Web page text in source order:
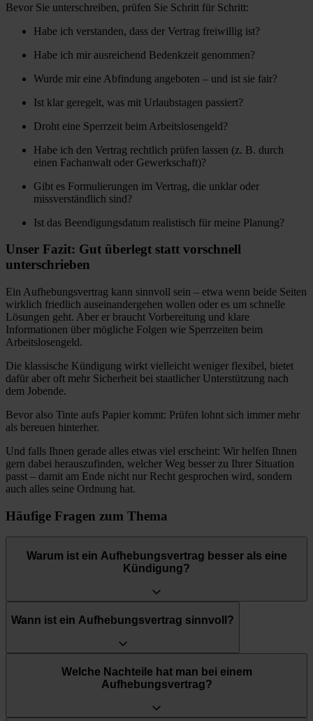
Bevor Sie unterschreiben, prüfen Sie Schritt für Schritt:
Habe ich verstanden, dass der Vertrag freiwillig ist?
Habe ich mir ausreichend Bedenkzeit genommen?
Wurde mir eine Abfindung angeboten – und ist sie fair?
Ist klar geregelt, was mit Urlaubstagen passiert?
Droht eine Sperrzeit beim Arbeitslosengeld?
Habe ich den Vertrag rechtlich prüfen lassen (z. B. durch
einen Fachanwalt oder Gewerkschaft)?
Gibt es Formulierungen im Vertrag, die unklar oder
missverständlich sind?
Ist das Beendigungsdatum realistisch für meine Planung?
Unser Fazit: Gut überlegt statt vorschnell
unterschrieben
Ein Aufhebungsvertrag kann sinnvoll sein – etwa wenn beide Seiten
wirklich friedlich auseinandergehen wollen oder es um schnelle
Lösungen geht. Aber er braucht Vorbereitung und klare
Informationen über mögliche Folgen wie Sperrzeiten beim
Arbeitslosengeld.
Die klassische Kündigung wirkt vielleicht weniger flexibel, bietet
dafür aber oft mehr Sicherheit bei staatlicher Unterstützung nach
dem Jobende.
Bevor also Tinte aufs Papier kommt: Prüfen lohnt sich immer mehr
als bereuen hinterher.
Und falls Ihnen gerade alles etwas viel erscheint: Wir helfen Ihnen
gern dabei herauszufinden, welcher Weg besser zu Ihrer Situation
passt – damit am Ende nicht nur Recht gesprochen wird, sondern
auch alles seine Ordnung hat.
Häufige Fragen zum Thema
Warum ist ein Aufhebungsvertrag besser als eine
Kündigung?
Wann ist ein Aufhebungsvertrag sinnvoll?
Welche Nachteile hat man bei einem
Aufhebungsvertrag?